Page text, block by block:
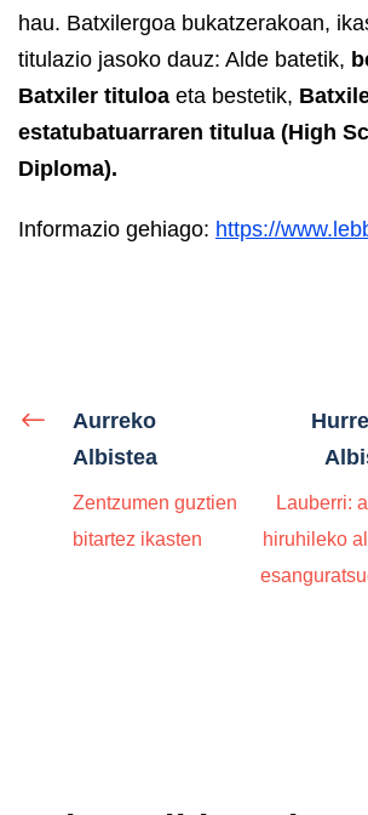
hau. Batxilergoa bukatzerakoan,
titulazio jasoko dauz: Alde batetik,
Batxiler tituloa eta bestetik,
estatubatuarraren titulua (High
Diploma).
Informazio gehiago: https://
Aurreko
Albistea
Zentzumen guztien
bitartez ikasten
Lauberri:
hiruhileko